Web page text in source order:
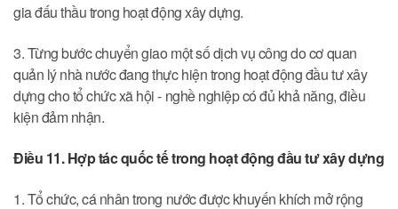
gia đấu thầu trong hoạt động xây dựng.
3. Từng bước chuyển giao một số dịch vụ công do cơ quan
quản lý nhà nước đang thực hiện trong hoạt động đầu tư xây
dựng cho tổ chức xã hội - nghề nghiệp có đủ khả năng, điều
kiện đảm nhận.
Điều 11. Hợp tác quốc tế trong hoạt động đầu tư xây dựng
1. Tổ chức, cá nhân trong nước được khuyến khích mở rộng